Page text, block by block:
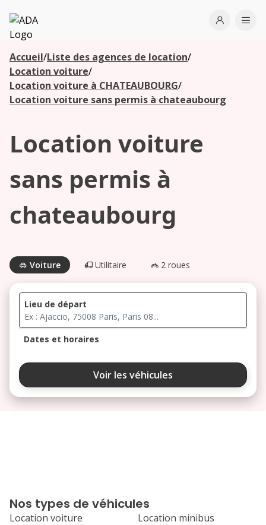
ADA
Open
Accueil/Liste des agences de location/
Location voiture/
Location voiture à CHATEAUBOURG/
Location voiture sans permis à chateaubourg
Location voiture
sans permis à
chateaubourg
Voiture Utilitaire 2 roues
Lieu de départ
Dates et horaires
août 2026
ma me
24 25 26
Voir les véhicules
Nos types de véhicules
Location voiture
Location minibus
Les
agences à
proximité
Commencez
votre
pour voir les
proximité